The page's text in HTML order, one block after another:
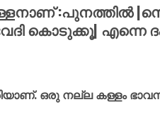
:പുനത്തിൽ
കൊടുക്കൂ| എന്നെ
ഒരു നല്ല കള്ളം